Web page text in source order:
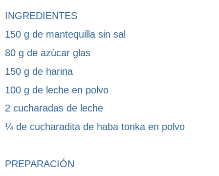
INGREDIENTES
150 g de mantequilla sin sal
80 g de azúcar glas
150 g de harina
100 g de leche en polvo
2 cucharadas de leche
¼ de cucharadita de haba tonka en polvo
PREPARACIÓN